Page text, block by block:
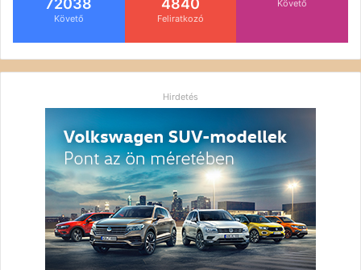
Követő Feliratkozó
Követő
Hirdetés